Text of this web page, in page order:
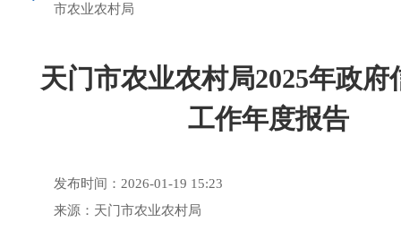
市农业农村局
天门市农业农村局2025年政府
工作年度报告
发布时间：2026-01-19 15:23
来源：天门市农业农村局